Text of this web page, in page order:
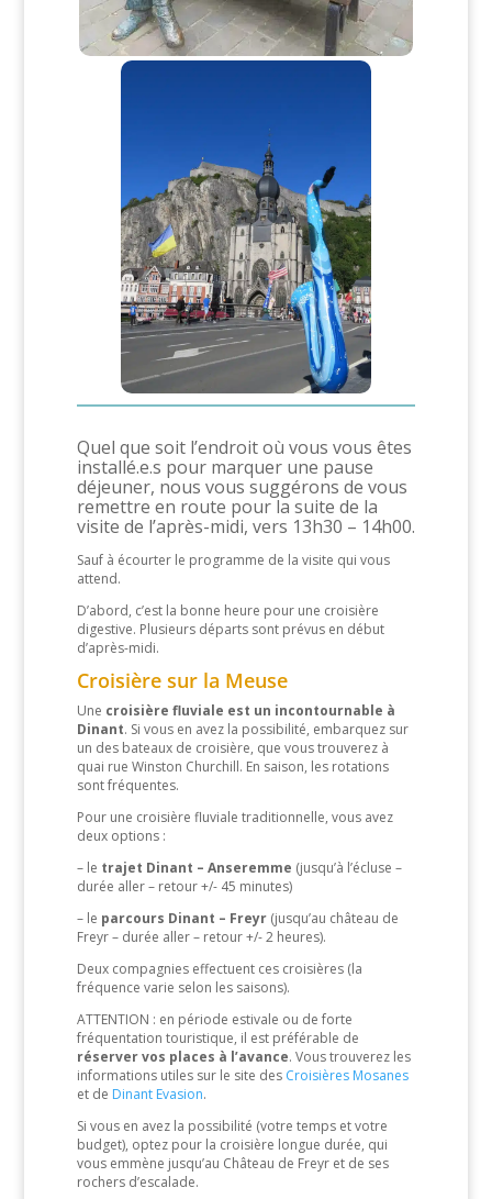
Quel que soit l’endroit où vous vous êtes
installé.e.s pour marquer une pause
déjeuner, nous vous suggérons de vous
remettre en route pour la suite de la
visite de l’après-midi, vers 13h30 – 14h00.
Sauf à écourter le programme de la visite qui vous
attend.
D’abord, c’est la bonne heure pour une croisière
digestive. Plusieurs départs sont prévus en début
d’après-midi.
Croisière sur la Meuse
Une croisière fluviale est un incontournable à
Dinant. Si vous en avez la possibilité, embarquez sur
un des bateaux de croisière, que vous trouverez à
quai rue Winston Churchill. En saison, les rotations
sont fréquentes.
Pour une croisière fluviale traditionnelle, vous avez
deux options :
– le trajet Dinant – Anseremme (jusqu’à l’écluse –
durée aller – retour +/- 45 minutes)
– le parcours Dinant – Freyr(jusqu’au château de
Freyr – durée aller – retour +/- 2 heures).
Deux compagnies effectuent ces croisières (la
fréquence varie selon les saisons).
ATTENTION : en période estivale ou de forte
fréquentation touristique, il est préférable de
réserver vos places à l’avance. Vous trouverez les
informations utiles sur le site des Croisières Mosanes
et de Dinant Evasion.
Si vous en avez la possibilité (votre temps et votre
budget), optez pour la croisière longue durée, qui
vous emmène jusqu’au Château de Freyr et de ses
rochers d’escalade.